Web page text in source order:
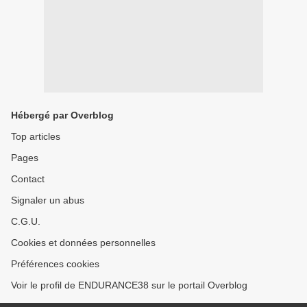
Hébergé par Overblog
Top articles
Pages
Contact
Signaler un abus
C.G.U.
Cookies et données personnelles
Préférences cookies
Voir le profil de ENDURANCE38 sur le portail Overblog